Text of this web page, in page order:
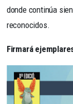
donde continúa
reconocidos.
Firmará